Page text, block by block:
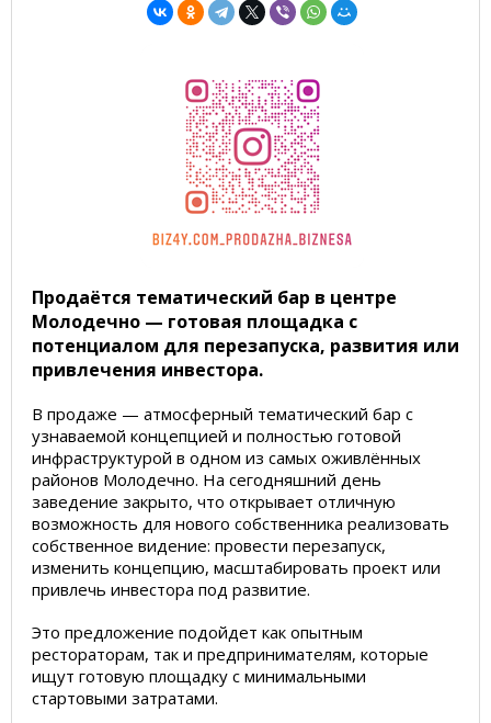
Продаётся тематический бар в центре
Молодечно — готовая площадка с
потенциалом для перезапуска, развития или
привлечения инвестора.
В продаже — атмосферный тематический бар с
узнаваемой концепцией и полностью готовой
инфраструктурой в одном из самых оживлённых
районов Молодечно. На сегодняшний день
заведение закрыто, что открывает отличную
возможность для нового собственника реализовать
собственное видение: провести перезапуск,
изменить концепцию, масштабировать проект или
привлечь инвестора под развитие.
Это предложение подойдет как опытным
рестораторам, так и предпринимателям, которые
ищут готовую площадку с минимальными
стартовыми затратами.